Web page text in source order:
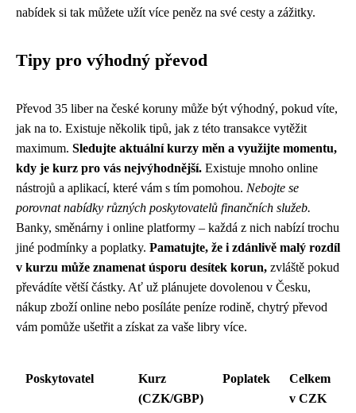
nabídek si tak můžete užít více peněz na své cesty a zážitky.
Tipy pro výhodný převod
Převod 35 liber na české koruny může být výhodný, pokud víte,
jak na to. Existuje několik tipů, jak z této transakce vytěžit
maximum. Sledujte aktuální kurzy měn a využijte momentu,
kdy je kurz pro vás nejvýhodnější. Existuje mnoho online
nástrojů a aplikací, které vám s tím pomohou. Nebojte se
porovnat nabídky různých poskytovatelů finančních služeb.
Banky, směnárny i online platformy – každá z nich nabízí trochu
jiné podmínky a poplatky. Pamatujte, že i zdánlivě malý rozdíl
v kurzu může znamenat úsporu desítek korun, zvláště pokud
převádíte větší částky. Ať už plánujete dovolenou v Česku,
nákup zboží online nebo posíláte peníze rodině, chytrý převod
vám pomůže ušetřit a získat za vaše libry více.
Poskytovatel
Kurz
(CZK/GBP)
Poplatek
Celkem
v CZK